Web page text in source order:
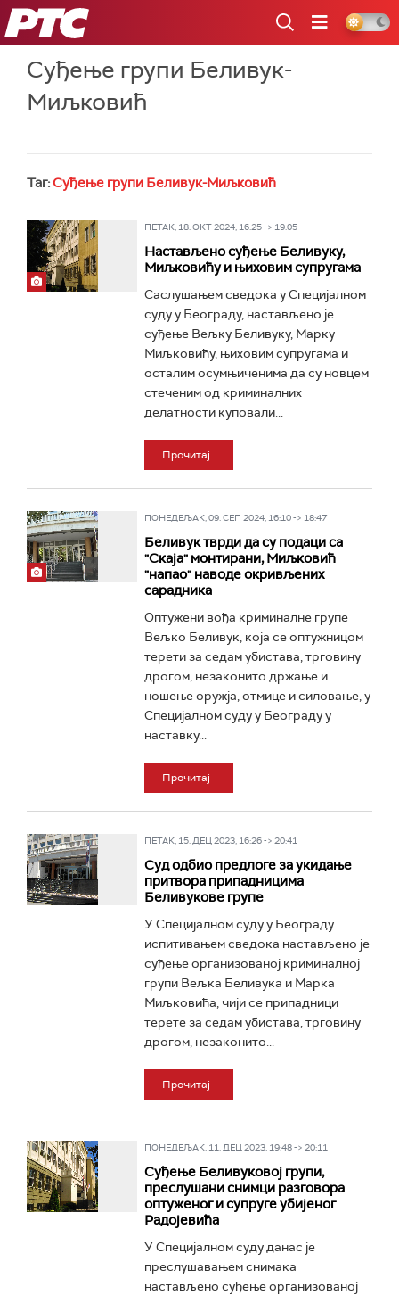
РТС
Суђење групи Беливук-
Миљковић
Таг:Суђење групи Беливук-Миљковић
ПЕТАК, 18. ОКТ 2024, 16:25 -> 19:05
Настављено суђење Беливуку,
Миљковићу и њиховим супругама
Саслушањем сведока у Специјалном
суду у Београду, настављено је
суђење Вељку Беливуку, Марку
Миљковићу, њиховим супругама и
осталим осумњиченима да су новцем
стеченим од криминалних
делатности куповали...
Прочитај
ПОНЕДЕЉАК, 09. СЕП 2024, 16:10 -> 18:47
Беливук тврди да су подаци са
"Скаја" монтирани, Миљковић
"напао" наводе окривљених
сарадника
Oптужени вођа криминалне групе
Вељко Беливук, која се оптужницом
терети за седам убистава, трговину
дрогом, незаконито држање и
ношење оружја, отмице и силовање, у
Специјалном суду у Београду у
наставку...
Прочитај
ПЕТАК, 15. ДЕЦ 2023, 16:26 -> 20:41
Суд одбио предлоге за укидање
притвора припадницима
Беливукове групе
У Специјалном суду у Београду
испитивањем сведока настављено је
суђење организованој криминалној
групи Вељка Беливука и Марка
Миљковића, чији се припадници
терете за седам убистава, трговину
дрогом, незаконито...
Прочитај
ПОНЕДЕЉАК, 11. ДЕЦ 2023, 19:48 -> 20:11
Суђење Беливуковој групи,
преслушани снимци разговора
оптуженог и супруге убијеног
Радојевића
У Специјалном суду данас је
преслушавањем снимака
настављено суђење организованој